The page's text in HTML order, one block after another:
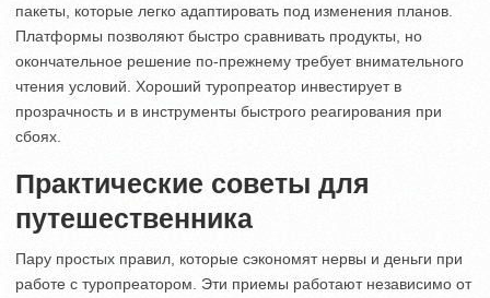
пакеты, которые легко адаптировать под изменения планов.
Платформы позволяют быстро сравнивать продукты, но
окончательное решение по-прежнему требует внимательного
чтения условий. Хороший туропреатор инвестирует в
прозрачность и в инструменты быстрого реагирования при
сбоях.
Практические советы для
путешественника
Пару простых правил, которые сэкономят нервы и деньги при
работе с туропреатором. Эти приемы работают независимо от